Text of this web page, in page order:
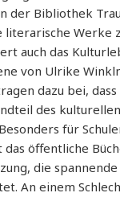
der Bibliothek
literarische Werke
auch das
von Ulrike
dazu bei,
des
für
öffentliche
die spannende
An einem